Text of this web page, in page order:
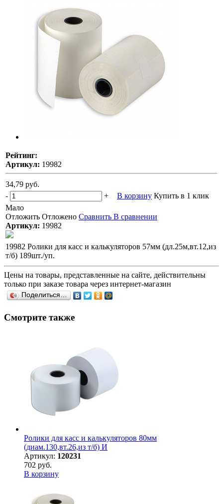
Рейтинг:
Артикул: 19982
34,79 руб.
-
+ В корзину Купить в 1 клик
Мало
Отложить Отложено Сравнить В сравнении
Артикул: 19982
19982 Ролики для касс и калькуляторов 57мм (дл.25м,вт.12,из
т/б) 189шт./уп.
Цены на товары, представленные на сайте, действительны
только при заказе товара через интернет-магазин
Поделиться…
Смотрите также
Ролики для касс и калькуляторов 80мм
(диам.130,вт.26,из т/б) И
Артикул: 120231
702 руб.
В корзину